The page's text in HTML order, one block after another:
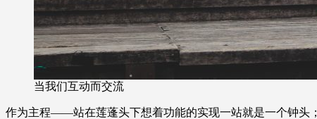
当我们互动而交流
作为主程——站在莲蓬头下想着功能的实现一站就是一个钟头；